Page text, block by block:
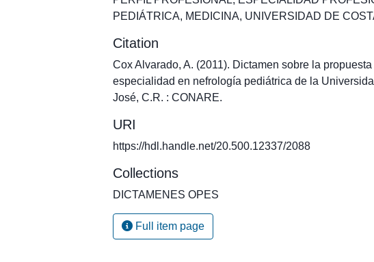
PEDIÁTRICA, MEDICINA, UNIVERSIDAD DE
Citation
Cox Alvarado, A. (2011). Dictamen sobre la
especialidad en nefrología pediátrica de la
José, C.R. : CONARE.
URI
https://hdl.handle.net/20.500.12337/2088
Collections
DICTAMENES OPES
Full item page